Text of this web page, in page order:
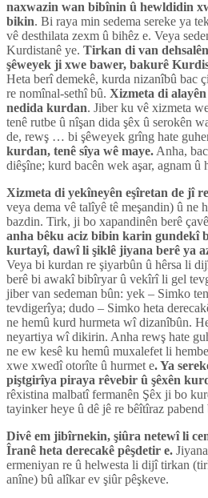
naxwazin wan bibînin û hewldidin
bikin. Bi raya min sedema sereke ya
vê desthilata zexm û bihêz e. Veya
Kurdistanê ye. Tirkan di van
şêweyek ji xwe bawer, bakurê
Heta berî demekê, kurda nizanîbû bac
re nomînal-sethî bû. Xizmeta di
nedida kurdan. Jiber ku vê xizmeta
tenê rutbe û nîşan dida şêx û serokên
de, rewş … bi şêweyek grîng hate
kurdan, tenê sîya wê maye. Anha,
diêşîne; kurd bacên wek aşar, agnam û
Xizmeta di yekîneyên eşîretan de jî
veya dema vê talîyê tê meşandin) û ne
bazdin. Tirk, ji bo xapandinên berê
anha bêku aciz bibin karin gundekî
kurtayî, dawî li şiklê jiyana berê ya
Veya bi kurdan re şiyarbûn û hêrsa li
berê bi awakî bibîryar û vekîrî li gel
jiber van sedeman bûn: yek – Simko
tevdigerîya; dudo – Simko heta
ne hemû kurd hurmeta wî dizanîbûn.
neyartiya wî dikirin. Anha rewş hate
ne ew kesê ku hemû muxalefet li
xwe xwedî otorîte û hurmet e. Ya
piştgirîya piraya rêvebir û şêxên
rêxistina malbatî fermanên Şêx ji bo
tayinker heye û dê jê re bêîtîraz pabend
Divê em jibîrnekin, şiûra netewî li
Îranê heta derecakê pêşdetir e.
ermeniyan re û helwesta li dijî tirkan
anîne) bû alîkar ev şiûr pêşkeve.